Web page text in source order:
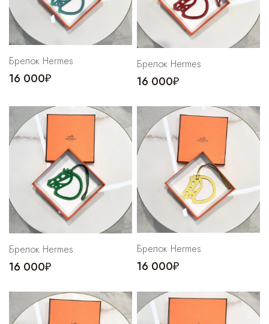
Брелок Hermes
16 000₽
Брелок Hermes
16 000₽
Брелок Hermes
16 000₽
Брелок Hermes
16 000₽
Cпортивные брюки
Комбинезоны